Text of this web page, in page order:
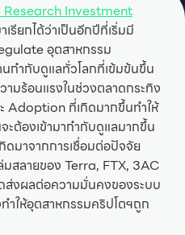
Investment
รียกได้ว่าเป็นอีกปีที่เริ่มมี
อุตสาหกรรม
ำกับดูแลทั่วโลกที่เข้มข้นขึ้น
มร้อนแรงในช่วงตลาดกระทิง
Adoption ที่เกิดมากขึ้นทำให้
ะต้องเข้ามากำกับดูแลมากขึ้น
มาจากการเชื่อมต่อปัจจัย
มสลายของ Terra, FTX, 3AC
ส่งผลต่อความมั่นคงของระบบ
ให้อุตสาหกรรมคริปโตฯถูก